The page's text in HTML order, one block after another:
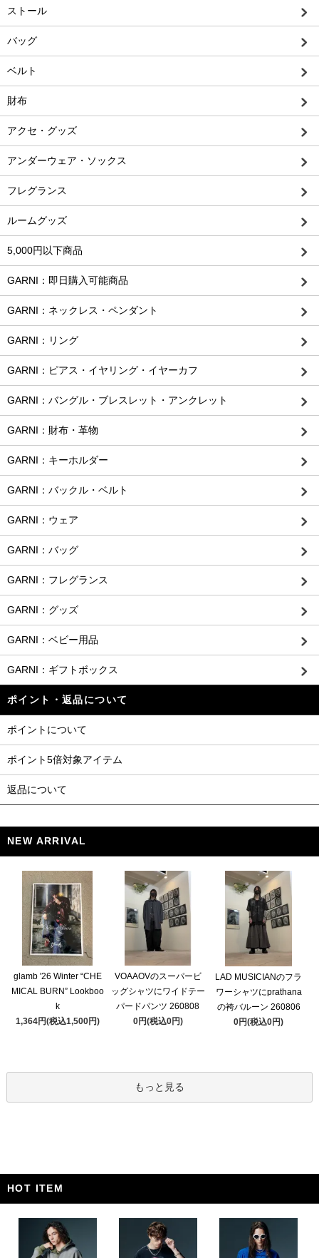
ストール
バッグ
ベルト
財布
アクセ・グッズ
アンダーウェア・ソックス
フレグランス
ルームグッズ
5,000円以下商品
GARNI：即日購入可能商品
GARNI：ネックレス・ペンダント
GARNI：リング
GARNI：ピアス・イヤリング・イヤーカフ
GARNI：バングル・ブレスレット・アンクレット
GARNI：財布・革物
GARNI：キーホルダー
GARNI：バックル・ベルト
GARNI：ウェア
GARNI：バッグ
GARNI：フレグランス
GARNI：グッズ
GARNI：ベビー用品
GARNI：ギフトボックス
ポイント・返品について
ポイントについて
ポイント5倍対象アイテム
返品について
NEW ARRIVAL
glamb '26 Winter “CHE
MICAL BURN” Lookboo
k
1,364円(税込1,500円)
VOAAOVのスーパービ
ッグシャツにワイドテー
パードパンツ 260808
0円(税込0円)
LAD MUSICIANのフラ
ワーシャツにprathana
の袴バルーン 260806
0円(税込0円)
もっと見る
HOT ITEM